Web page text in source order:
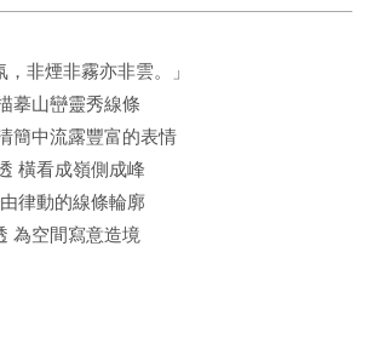
，非煙非霧亦非雲。」
摹山巒靈秀線條
簡中流露豐富的表情
橫看成嶺側成峰
律動的線條輪廓
為空間寫意造境